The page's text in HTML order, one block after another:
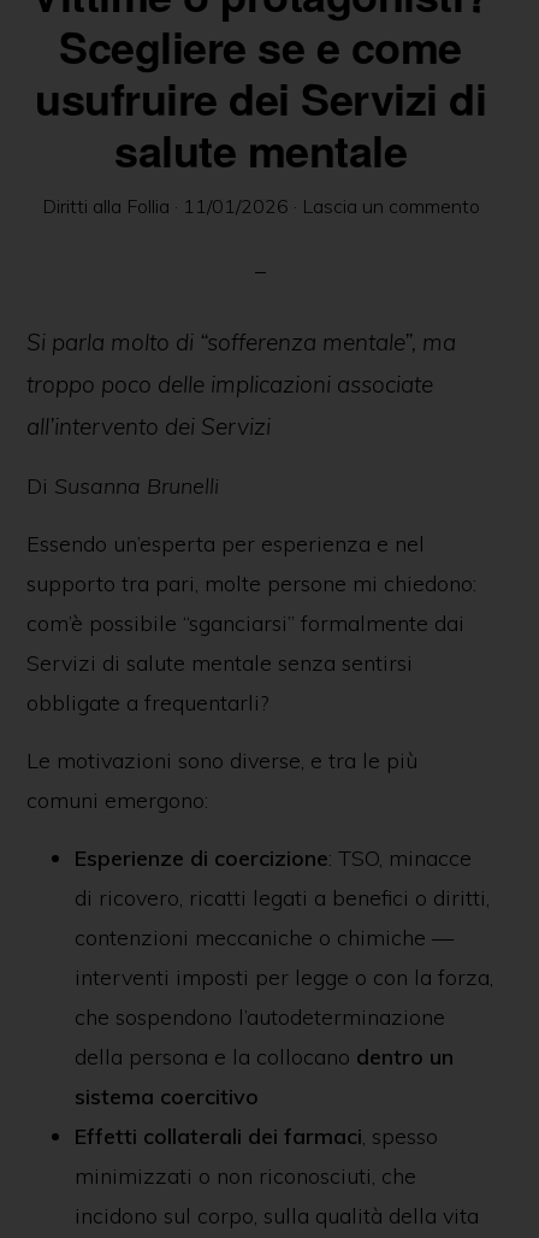
delle
persone
in
psichiatrico
Scegliere se e come
usufruire dei Servizi di
salute mentale
Diritti alla Follia · 11/01/2026 · Lascia un commento
Si parla molto di “sofferenza mentale”, ma
troppo poco delle implicazioni associate
all’intervento dei Servizi
Di Susanna Brunelli
Essendo un’esperta per esperienza e nel
supporto tra pari, molte persone mi chiedono:
com’è possibile “sganciarsi” formalmente dai
Servizi di salute mentale senza sentirsi
obbligate a frequentarli?
Le motivazioni sono diverse, e tra le più
comuni emergono:
Esperienze di coercizione: TSO, minacce
di ricovero, ricatti legati a benefici o diritti,
contenzioni meccaniche o chimiche —
interventi imposti per legge o con la forza,
che sospendono l’autodeterminazione
della persona e la collocano dentro un
sistema coercitivo
Effetti collaterali dei farmaci, spesso
minimizzati o non riconosciuti, che
incidono sul corpo, sulla qualità della vita